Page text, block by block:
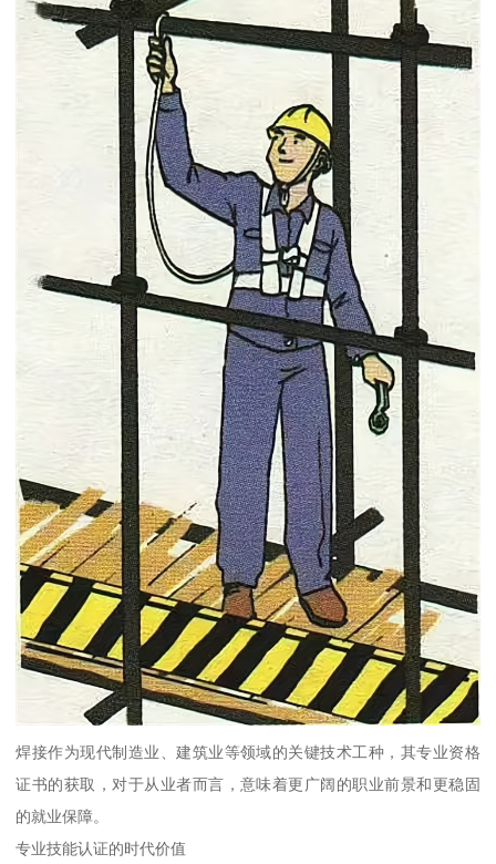
焊接作为现代制造业、建筑业等领域的关键技术工种，其专业资格
证书的获取，对于从业者而言，意味着更广阔的职业前景和更稳固
的就业保障。
专业技能认证的时代价值